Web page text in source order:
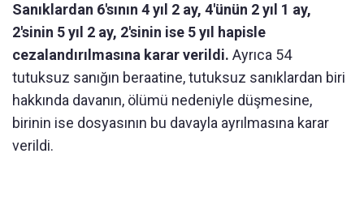
Sanıklardan 6'sının 4 yıl 2 ay, 4'ünün 2 yıl 1 ay,
2'sinin 5 yıl 2 ay, 2'sinin ise 5 yıl hapisle
cezalandırılmasına karar verildi. Ayrıca 54
tutuksuz sanığın beraatine, tutuksuz sanıklardan biri
hakkında davanın, ölümü nedeniyle düşmesine,
birinin ise dosyasının bu davayla ayrılmasına karar
verildi.